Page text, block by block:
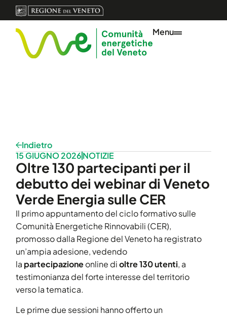
Menu
Indietro
15 GIUGNO 2026NOTIZIE
Oltre 130 partecipanti per il
debutto dei webinar di Veneto
Verde Energia sulle CER
Il primo appuntamento del ciclo formativo sulle
Comunità Energetiche Rinnovabili (CER),
promosso dalla Regione del Veneto ha registrato
un’ampia adesione, vedendo
la partecipazioneonline dioltre 130 utenti, a
testimonianza del forte interesse del territorio
verso la tematica.
Le prime due sessioni hanno offerto un